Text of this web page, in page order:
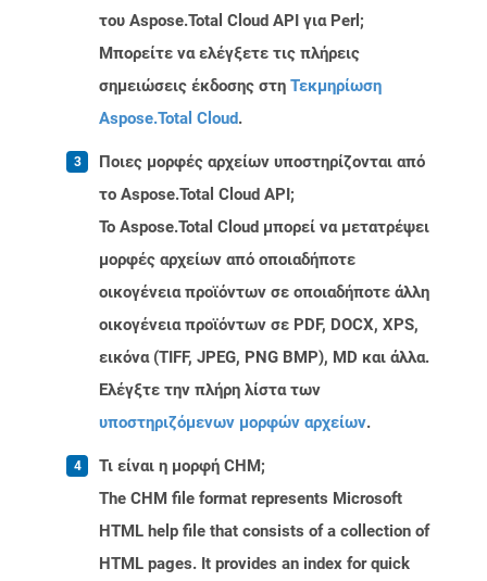
του Aspose.Total Cloud API για Perl;
Μπορείτε να ελέγξετε τις πλήρεις
σημειώσεις έκδοσης στη Τεκμηρίωση
Aspose.Total Cloud.
Ποιες μορφές αρχείων υποστηρίζονται από
το Aspose.Total Cloud API;
Το Aspose.Total Cloud μπορεί να μετατρέψει
μορφές αρχείων από οποιαδήποτε
οικογένεια προϊόντων σε οποιαδήποτε άλλη
οικογένεια προϊόντων σε PDF, DOCX, XPS,
εικόνα (TIFF, JPEG, PNG BMP), MD και άλλα.
Ελέγξτε την πλήρη λίστα των
υποστηριζόμενων μορφών αρχείων.
Τι είναι η μορφή CHM;
The CHM file format represents Microsoft
HTML help file that consists of a collection of
HTML pages. It provides an index for quick